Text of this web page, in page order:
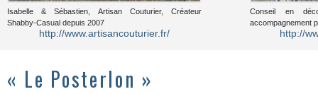
Isabelle & Sébastien, Artisan Couturier, Créateur
Shabby-Casual depuis 2007
http://www.artisancouturier.fr/
Conseil en
accompagnement
http://
« Le Posterlon »